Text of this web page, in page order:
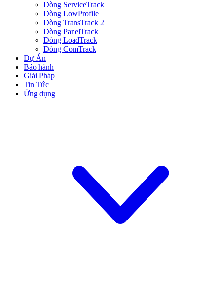
Dòng ServiceTrack
Dòng LowProfile
Dòng TransTrack 2
Dòng PanelTrack
Dòng LoadTrack
Dòng ComTrack
Dự Án
Bảo hành
Giải Pháp
Tin Tức
Ứng dụng